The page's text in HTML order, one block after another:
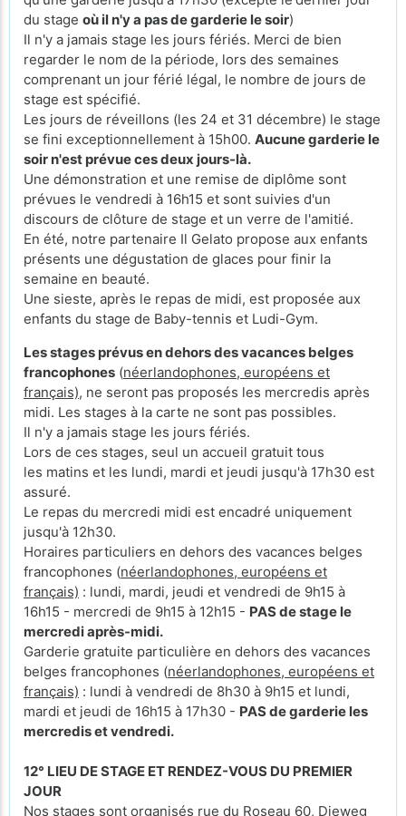
du stage où il n'y a pas de garderie le soir)
Il n'y a jamais stage les jours fériés. Merci de bien
regarder le nom de la période, lors des semaines
comprenant un jour férié légal, le nombre de jours de
stage est spécifié.
Les jours de réveillons (les 24 et 31 décembre) le stage
se fini exceptionnellement à 15h00. Aucune garderie le
soir n'est prévue ces deux jours-là.
Une démonstration et une remise de diplôme sont
prévues le vendredi à 16h15 et sont suivies d'un
discours de clôture de stage et un verre de l'amitié.
En été, notre partenaire Il Gelato propose aux enfants
présents une dégustation de glaces pour finir la
semaine en beauté.
Une sieste, après le repas de midi, est proposée aux
enfants du stage de Baby-tennis et Ludi-Gym.
Les stages prévus en dehors des vacances belges
francophones (néerlandophones, européens et
français), ne seront pas proposés les mercredis après
midi. Les stages à la carte ne sont pas possibles.
Il n'y a jamais stage les jours fériés.
Lors de ces stages, seul un accueil gratuit tous
les matins et les lundi, mardi et jeudi jusqu'à 17h30 est
assuré.
Le repas du mercredi midi est encadré uniquement
jusqu'à 12h30.
Horaires particuliers en dehors des vacances belges
francophones (néerlandophones, européens et
français) : lundi, mardi, jeudi et vendredi de 9h15 à
16h15 - mercredi de 9h15 à 12h15 - PAS de stage le
mercredi après-midi.
Garderie gratuite particulière en dehors des vacances
belges francophones (néerlandophones, européens et
français) : lundi à vendredi de 8h30 à 9h15 et lundi,
mardi et jeudi de 16h15 à 17h30 - PAS de garderie les
mercredis et vendredi.
12° LIEU DE STAGE ET RENDEZ-VOUS DU PREMIER
JOUR
Nos stages sont organisés rue du Roseau 60, Dieweg